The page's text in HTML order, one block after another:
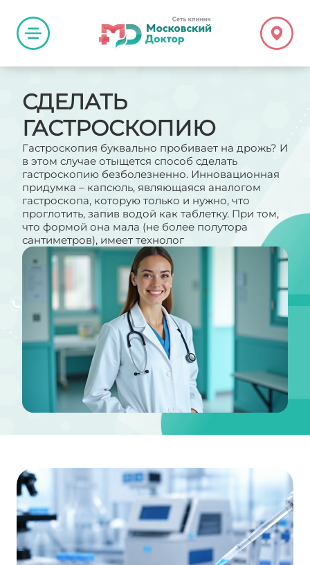
СДЕЛАТЬ
ГАСТРОСКОПИЮ
Гастроскопия буквально пробивает на дрожь? И
в этом случае отыщется способ сделать
гастроскопию безболезненно. Инновационная
придумка – капсюль, являющаяся аналогом
гастроскопа, которую только и нужно, что
проглотить, запив водой как таблетку. При том,
что формой она мала (не более полутора
сантиметров), имеет технолог